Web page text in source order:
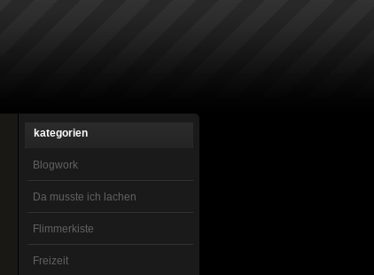
kategorien
Blogwork
Da musste ich lachen
Flimmerkiste
Freizeit